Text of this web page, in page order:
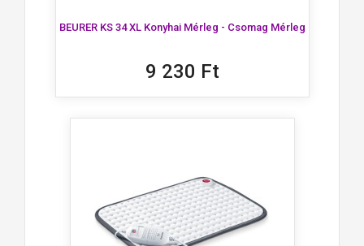
BEURER KS 34 XL Konyhai Mérleg - Csomag Mérleg
9 230 Ft